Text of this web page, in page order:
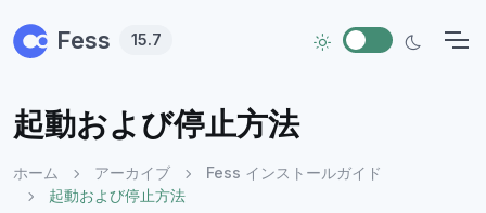
Fess 15.7
起動および停止方法
ホーム アーカイブ
Fess インストールガイド
起動および停止方法